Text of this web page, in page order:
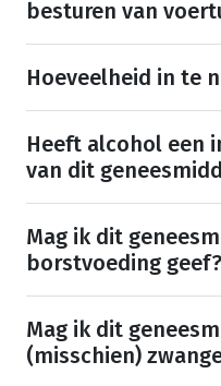
besturen van
Hoeveelheid in te
Heeft alcohol een
van dit
Mag ik dit
borstvoeding geef?
Mag ik dit
(misschien)